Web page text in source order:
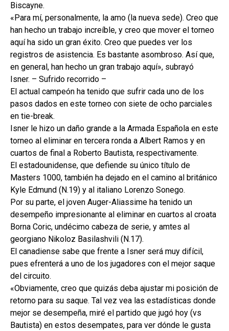
Biscayne.
«Para mí, personalmente, la amo (la nueva sede). Creo que
han hecho un trabajo increíble, y creo que mover el torneo
aquí ha sido un gran éxito. Creo que puedes ver los
registros de asistencia. Es bastante asombroso. Así que,
en general, han hecho un gran trabajo aquí», subrayó
Isner. – Sufrido recorrido –
El actual campeón ha tenido que sufrir cada uno de los
pasos dados en este torneo con siete de ocho parciales
en tie-break.
Isner le hizo un daño grande a la Armada Española en este
torneo al eliminar en tercera ronda a Albert Ramos y en
cuartos de final a Roberto Bautista, respectivamente.
El estadounidense, que defiende su único título de
Masters 1000, también ha dejado en el camino al británico
Kyle Edmund (N.19) y al italiano Lorenzo Sonego.
Por su parte, el joven Auger-Aliassime ha tenido un
desempeño impresionante al eliminar en cuartos al croata
Borna Coric, undécimo cabeza de serie, y amtes al
georgiano Nikoloz Basilashvili (N.17).
El canadiense sabe que frente a Isner será muy difícil,
pues efrenterá a uno de los jugadores con el mejor saque
del circuito.
«Obviamente, creo que quizás deba ajustar mi posición de
retorno para su saque. Tal vez vea las estadísticas donde
mejor se desempeña, miré el partido que jugó hoy (vs
Bautista) en estos desempates, para ver dónde le gusta